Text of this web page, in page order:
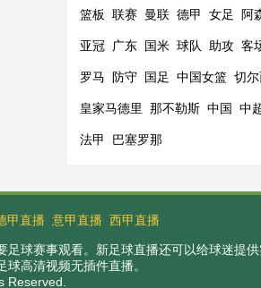
篮板 联赛 曼联 德甲 女足 阿
亚冠 广东 国米 球队 助攻 客
罗马 防守 国足 中国女篮 切
皇家马德里 那不勒斯 中国 中
法甲 巴塞罗那
甲直播 意甲直播 西甲直播
球赛事观看。新足球直播还可以给球迷提
高清视频无插件直播。
Reserved.